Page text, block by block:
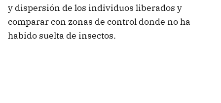
y dispersión de los individuos liberados y
comparar con zonas de control donde no ha
habido suelta de insectos.